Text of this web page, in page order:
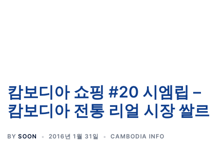
캄보디아 쇼핑 #20 시엠립 –
캄보디아 전통 리얼 시장 쌀르
BY SOON 2016년 1월 31일 CAMBODIA INFO